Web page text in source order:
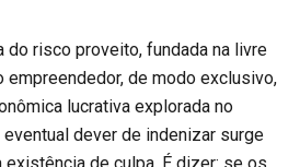
do risco proveito, fundada na livre
empreendedor, de modo exclusivo,
lucrativa explorada no
dever de indenizar surge